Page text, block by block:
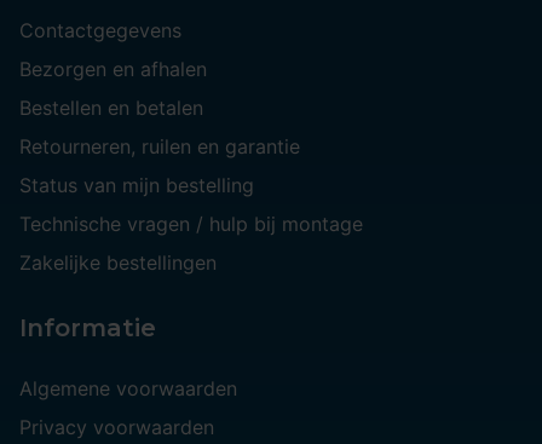
Contactgegevens
Bezorgen en afhalen
Bestellen en betalen
Retourneren, ruilen en garantie
Status van mijn bestelling
Technische vragen / hulp bij montage
Zakelijke bestellingen
Informatie
Algemene voorwaarden
Privacy voorwaarden